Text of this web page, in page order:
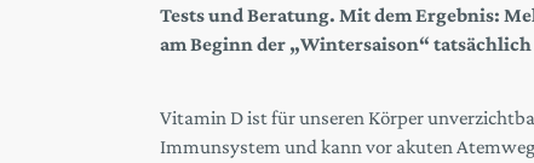
Tests und Beratung. Mit dem Ergebnis:
am Beginn der „Wintersaison“
Vitamin D ist für unseren Körper
Immunsystem und kann vor akuten